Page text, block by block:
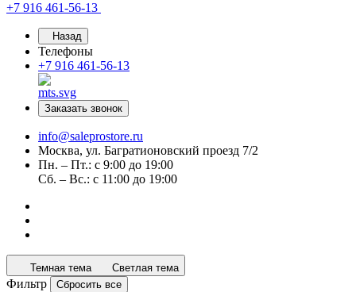
+7 916 461-56-13
Назад
Телефоны
+7 916 461-56-13
Заказать звонок
info@saleprostore.ru
Москва, ул. Багратионовский проезд 7/2
Пн. – Пт.: с 9:00 до 19:00
Сб. – Вс.: с 11:00 до 19:00
Темная тема Светлая тема
Фильтр Сбросить все